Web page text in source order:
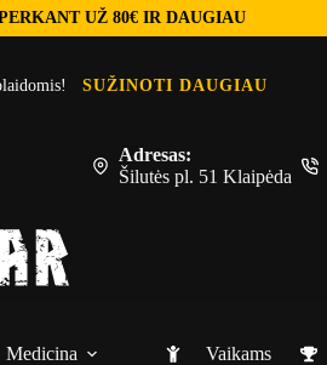
UŽ 80€ IR DAUGIAU
SUŽINOTI DAUGIAU
Adresas:
Šilutės pl. 51 Klaipėda
Medicina Vaikams